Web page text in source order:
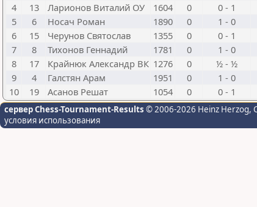
4
13 Ларионов Виталий ОУ 1604 0 0 - 1
5
6 Носач Роман 1890 0 1 - 0
6
15 Черунов Святослав 1355 0 0 - 1
7
8 Тихонов Геннадий 1781 0 1 - 0
8
17 Крайнюк Александр ВК 1276 0 ½ - ½
9
4 Галстян Арам 1951 0 1 - 0
10
19 Асанов Решат 1054 0 0 - 1
сервер Chess-Tournament-Results © 2006-2026 Heinz Herzog,
условия использования